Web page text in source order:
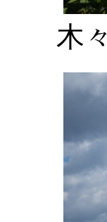
木